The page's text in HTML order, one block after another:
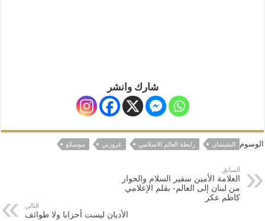
شارك وانشر
الوسوم الشيشان رابطة العالم الاسلامي غروزني موسكو
السابق
العلامة الأمين سفير السلام والحوار
من لبنان إلى العالم- بقلم الإعلامي
كاظم عكر
التالي
الأديان ليست أحزابا ولا طوائف